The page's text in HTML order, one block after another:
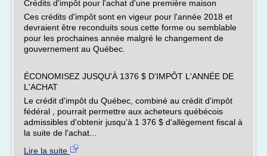
Crédits d'impôt pour l'achat d'une première maison
Ces crédits d'impôt sont en vigeur pour l'année 2018 et
devraient être reconduits sous cette forme ou semblable
pour les prochaines année malgré le changement de
gouvernement au Québec.
ÉCONOMISEZ JUSQU'À 1376 $ D'IMPÔT L'ANNÉE DE
L'ACHAT
Le crédit d'impôt du Québec, combiné au crédit d'impôt
fédéral , pourrait permettre aux acheteurs québécois
admissibles d'obtenir jusqu'à 1 376 $ d'allègement fiscal à
la suite de l'achat...
Lire la suite